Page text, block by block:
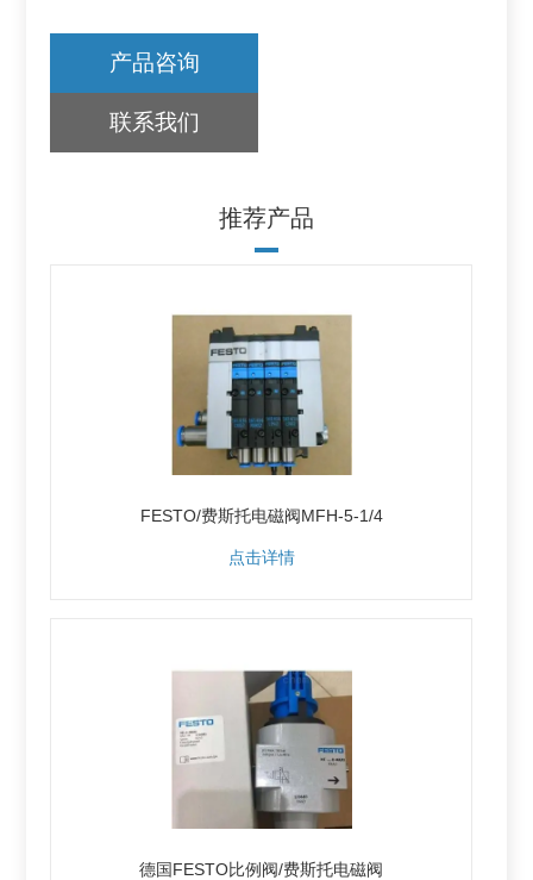
产品咨询
联系我们
推荐产品
FESTO/费斯托电磁阀MFH-5-1/4
点击详情
德国FESTO比例阀/费斯托电磁阀